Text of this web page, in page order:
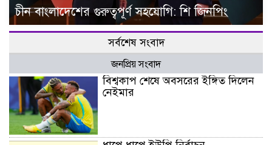
চীন বাংলাদেশের গুরুত্বপূর্ণ সহযোগি: শি জিনপিং
সর্বশেষ সংবাদ
জনপ্রিয় সংবাদ
বিশ্বকাপ শেষে অবসরের ইঙ্গিত দিলেন
নেইমার